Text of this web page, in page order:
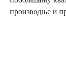
производње и